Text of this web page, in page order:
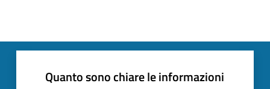
Quanto sono chiare le informazioni